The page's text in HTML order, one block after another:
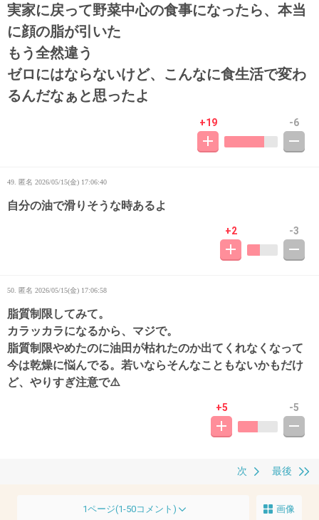
実家に戻って野菜中心の食事になったら、本当
に顔の脂が引いた
もう全然違う
ゼロにはならないけど、こんなに食生活で変わ
るんだなぁと思ったよ
+19 -6
49. 匿名 2026/05/15(金) 17:06:40
自分の油で滑りそうな時あるよ
+2 -3
50. 匿名 2026/05/15(金) 17:06:58
脂質制限してみて。
カラッカラになるから、マジで。
脂質制限やめたのに油田が枯れたのか出てくれなくなって
今は乾燥に悩んでる。若いならそんなこともないかもだけ
ど、やりすぎ注意で⚠️
+5 -5
最後
次
1ページ(1-50コメント) 画像